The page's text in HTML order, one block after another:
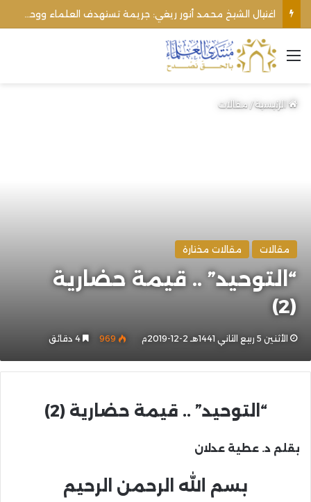
الأوقاف الفلسطينية تنفي صحة تعميم يمنع رفع الأذان عبر السماعات الخارجية للمساجد القريبة من المستوطنات
القائمة
الرئيسية/مقالات
مقالات مقالات مختارة
“التوحيد” .. قيمة حضارية
(2)
الأثنين 5 ربيع الثاني 1441هـ 2-12-2019م 969
“التوحيد” .. قيمة حضارية (2)
بقلم د. عطية عدلان
بسم الله الرحمن الرحيم